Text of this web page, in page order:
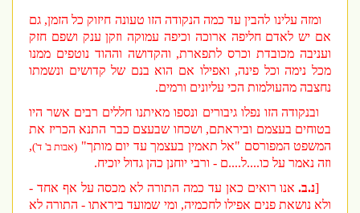
ומזה עלינו להבין עד כמה הנקודה הזו טעונה חיזוק כל הזמן, גם
אם יש לאדם חליפה ארוכה וכיפה עמוקה וזקן ענק ושפם חזק
ועניבה מכובדת וכרס לתפארת, והקדושה וההוד נוטפים ממנו
מכל נימה וכל פינה, ואפילו אם הוא בנם של קדושים ונשמתו
נחצבה מהעולמות הכי עליונים ורמים.
ובנקודה הזו נפלו גיבורים ונספו מאיתנו חללים רבים אשר היו
בטוחים בעצמם וביראתם, ושכחו שבעצם כבר התנא הכריז את
המשפט המפורסם "אל תאמין בעצמך עד יום מותך"(אבות ב' ד') ,
וזה נאמר על כו....ל....ם - ורבי יוחנן כהן גדול יוכיח.
נ.ב.אנו רואים כאן עד כמה התורה לא מכסה על אף אחד -
ולא נושאת פנים אפילו לחכמיה, ומי שמועד ביראתו - התורה לא